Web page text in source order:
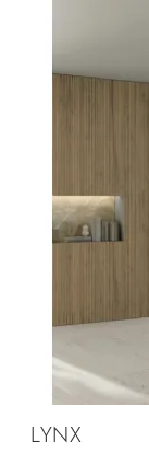
LYNX